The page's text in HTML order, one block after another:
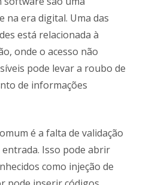
na era digital. Uma das
está relacionada à
onde o acesso não
pode levar a roubo de
de informações
é a falta de validação
entrada. Isso pode abrir
como injeção de